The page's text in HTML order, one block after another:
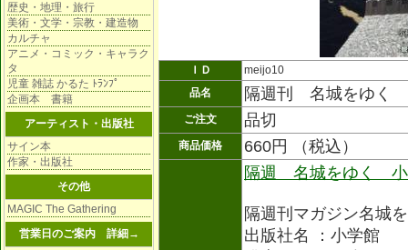
歴史・地理・旅行
美術・文学・宗教・建造物
カルチャ
アニメ・コミック・キャラク
タ
児童 雑誌 かるた ﾄﾗﾝﾌﾟ
企画本 書籍
アーティスト・出版社
サイン本
作家・出版社
その他
MAGIC The Gathering
営業日のご案内 詳細→
ＩＤ
meijo10
品名
隔週刊 名城をゆく
ご注文 品切
商品価格 660円 （税込）
隔週 名城をゆく
隔週刊マガジン名城
出版社名 ：小学館